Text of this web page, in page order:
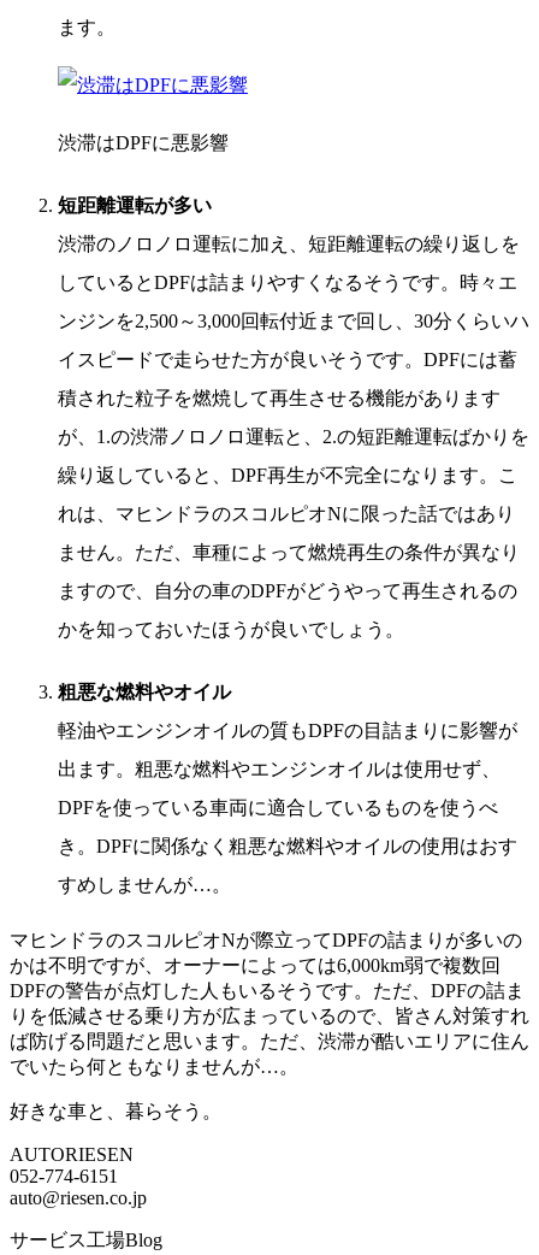
ます。
渋滞はDPFに悪影響
短距離運転が多い
渋滞のノロノロ運転に加え、短距離運転の繰り返しを
しているとDPFは詰まりやすくなるそうです。時々エ
ンジンを2,500～3,000回転付近まで回し、30分くらいハ
イスピードで走らせた方が良いそうです。DPFには蓄
積された粒子を燃焼して再生させる機能があります
が、1.の渋滞ノロノロ運転と、2.の短距離運転ばかりを
繰り返していると、DPF再生が不完全になります。こ
れは、マヒンドラのスコルピオNに限った話ではあり
ません。ただ、車種によって燃焼再生の条件が異なり
ますので、自分の車のDPFがどうやって再生されるの
かを知っておいたほうが良いでしょう。
粗悪な燃料やオイル
軽油やエンジンオイルの質もDPFの目詰まりに影響が
出ます。粗悪な燃料やエンジンオイルは使用せず、
DPFを使っている車両に適合しているものを使うべ
き。DPFに関係なく粗悪な燃料やオイルの使用はおす
すめしませんが…。
マヒンドラのスコルピオNが際立ってDPFの詰まりが多いの
かは不明ですが、オーナーによっては6,000km弱で複数回
DPFの警告が点灯した人もいるそうです。ただ、DPFの詰ま
りを低減させる乗り方が広まっているので、皆さん対策すれ
ば防げる問題だと思います。ただ、渋滞が酷いエリアに住ん
でいたら何ともなりませんが…。
好きな車と、暮らそう。
AUTORIESEN
052-774-6151
auto@riesen.co.jp
サービス工場Blog